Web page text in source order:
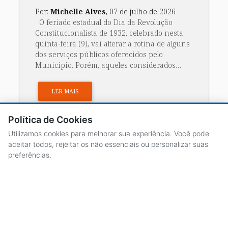
Por:Michelle Alves, 07 de julho de 2026
O feriado estadual do Dia da Revolução
Constitucionalista de 1932, celebrado nesta
quinta-feira (9), vai alterar a rotina de alguns
dos serviços públicos oferecidos pelo
Município. Porém, aqueles considerados…
LER MAIS
Política de Cookies
Utilizamos cookies para melhorar sua experiência. Você pode
aceitar todos, rejeitar os não essenciais ou personalizar suas
preferências.